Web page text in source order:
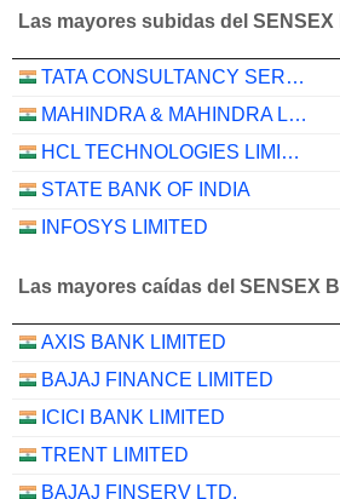
Las mayores subidas del SENSEX
TATA CONSULTANCY SERVICES LTD.
MAHINDRA & MAHINDRA LIMITED
HCL TECHNOLOGIES LIMITED
STATE BANK OF INDIA
INFOSYS LIMITED
Las mayores caídas del SENSEX
AXIS BANK LIMITED
BAJAJ FINANCE LIMITED
ICICI BANK LIMITED
TRENT LIMITED
BAJAJ FINSERV LTD.